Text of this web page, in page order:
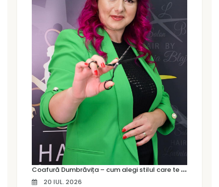
C
oafură Dumbrăvița – cum alegi stilul care te pune cu adevărat în valoare
20 IUL. 2026